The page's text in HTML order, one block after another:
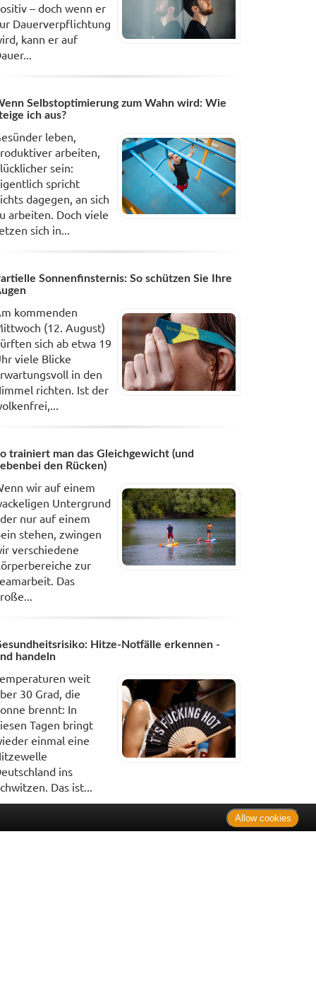
– doch wenn er
Dauerverpflichtung
kann er auf
Selbstoptimierung zum Wahn wird: Wie
ich aus?
leben,
arbeiten,
sein:
spricht
dagegen, an sich
arbeiten. Doch viele
sich in...
Sonnenfinsternis: So schützen Sie Ihre
kommenden
(12. August)
sich ab etwa 19
viele Blicke
in den
richten. Ist der
trainiert man das Gleichgewicht (und
den Rücken)
wir auf einem
Untergrund
nur auf einem
stehen, zwingen
verschiedene
zur
Das
Hitze-Notfälle erkennen -
handeln
weit
30 Grad, die
brennt: In
Tagen bringt
einmal eine
ins
Das ist...
Allow cookies